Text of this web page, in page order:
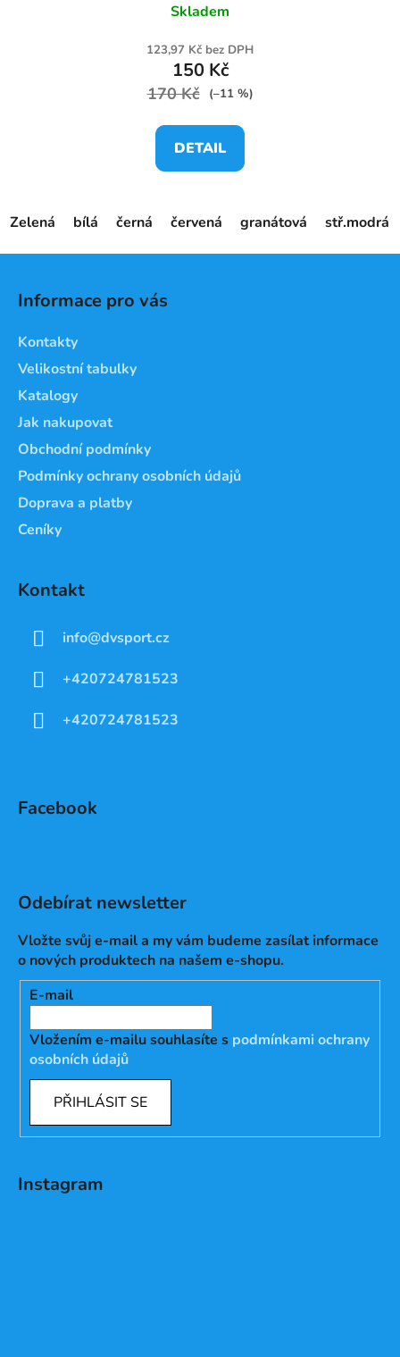
Skladem
123,97 Kč bez DPH
150 Kč
170 Kč (–11 %)
DETAIL
Zelená bílá černá červená granátová stř.modrá
Informace pro vás
Kontakty
Velikostní tabulky
Katalogy
Jak nakupovat
Obchodní podmínky
Podmínky ochrany osobních údajů
Doprava a platby
Ceníky
Kontakt
info@dvsport.cz
+420724781523
+420724781523
Facebook
Odebírat newsletter
Vložte svůj e-mail a my vám budeme zasílat informace
o nových produktech na našem e-shopu.
E-mail
Vložením e-mailu souhlasíte s podmínkami ochrany
osobních údajů
PŘIHLÁSIT SE
Instagram